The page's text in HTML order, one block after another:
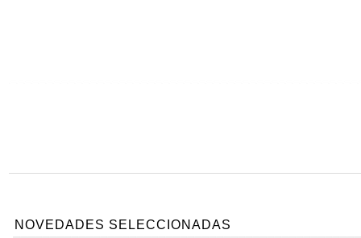
NOVEDADES SELECCIONADAS